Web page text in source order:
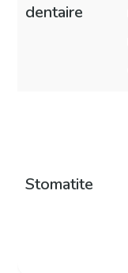
dentaire
Stomatite